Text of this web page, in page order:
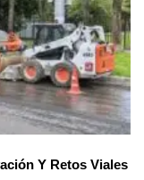
Y Retos Viales